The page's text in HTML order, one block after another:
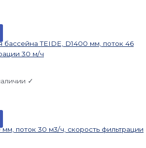
TEIDE, D1400 мм, поток 46
30 м/ч
✓
поток 30 м3/ч, скорость фильтрации